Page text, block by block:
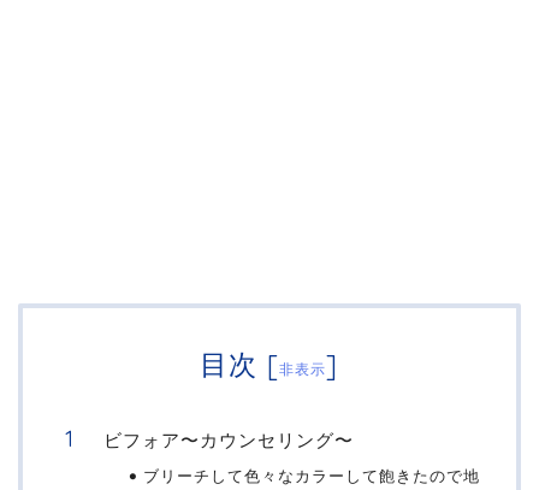
目次 [非表示]
ビフォア〜カウンセリング〜
ブリーチして色々なカラーして飽きたので地